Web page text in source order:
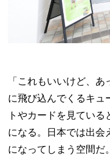
「これもいいけど、
に飛び込んでくるキュ
トやカードを見てい
になる。日本では出会
になってしまう空間だ。